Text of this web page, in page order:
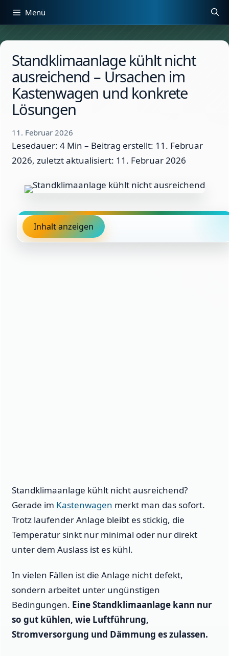
Zum
Inhalt
Menü
Standklimaanlage kühlt nicht
ausreichend – Ursachen im
Kastenwagen und konkrete
Lösungen
11. Februar 2026
Lesedauer: 4 Min – Beitrag erstellt: 11. Februar
2026, zuletzt aktualisiert: 11. Februar 2026
Inhalt anzeigen
Standklimaanlage kühlt nicht ausreichend?
Gerade im Kastenwagen merkt man das sofort.
Trotz laufender Anlage bleibt es stickig, die
Temperatur sinkt nur minimal oder nur direkt
unter dem Auslass ist es kühl.
In vielen Fällen ist die Anlage nicht defekt,
sondern arbeitet unter ungünstigen
Bedingungen. Eine Standklimaanlage kann nur
so gut kühlen, wie Luftführung,
Stromversorgung und Dämmung es zulassen.